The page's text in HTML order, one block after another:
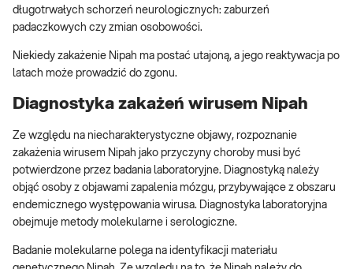
długotrwałych schorzeń neurologicznych: zaburzeń
padaczkowych czy zmian osobowości.
Niekiedy zakażenie Nipah ma postać utajoną, a jego reaktywacja po
latach może prowadzić do zgonu.
Diagnostyka zakażeń wirusem Nipah
Ze względu na niecharakterystyczne objawy, rozpoznanie
zakażenia wirusem Nipah jako przyczyny choroby musi być
potwierdzone przez badania laboratoryjne. Diagnostyką należy
objąć osoby z objawami zapalenia mózgu, przybywające z obszaru
endemicznego występowania wirusa. Diagnostyka laboratoryjna
obejmuje metody molekularne i serologiczne.
Badanie molekularne polega na identyfikacji materiału